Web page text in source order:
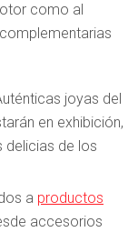
como al
joyas del
en exhibición,
delicias de los
a productos
accesorios